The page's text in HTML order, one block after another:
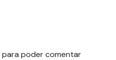
para poder comentar